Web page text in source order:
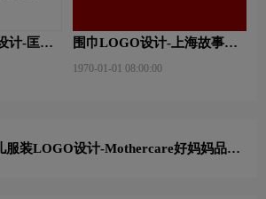
计-匡威
围巾LOGO设计-上海故事品
1970-01-01 08:00:00
服装LOGO设计-Mothercare好妈妈品牌